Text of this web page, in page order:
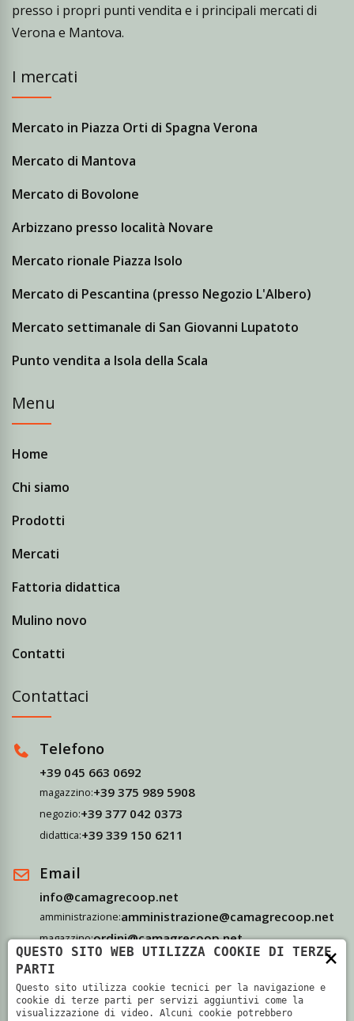
presso i propri punti vendita e i principali mercati di
Verona e Mantova.
I mercati
Mercato in Piazza Orti di Spagna Verona
Mercato di Mantova
Mercato di Bovolone
Arbizzano presso località Novare
Mercato rionale Piazza Isolo
Mercato di Pescantina (presso Negozio L'Albero)
Mercato settimanale di San Giovanni Lupatoto
Punto vendita a Isola della Scala
Menu
Home
Chi siamo
Prodotti
Mercati
Fattoria didattica
Mulino novo
Contatti
Contattaci
Telefono
+39 045 663 0692
magazzino:+39 375 989 5908
negozio:+39 377 042 0373
didattica:+39 339 150 6211
Email
info@camagrecoop.net
amministrazione:amministrazione@camagrecoop.net
magazzino:ordini@camagrecoop.net
didattica:didattica@camagrecoop.net
Indirizzo
×
QUESTO SITO WEB UTILIZZA COOKIE DI TERZE
PARTI
Questo sito utilizza cookie tecnici per la navigazione e
cookie di terze parti per servizi aggiuntivi come la
visualizzazione di video. Alcuni cookie potrebbero